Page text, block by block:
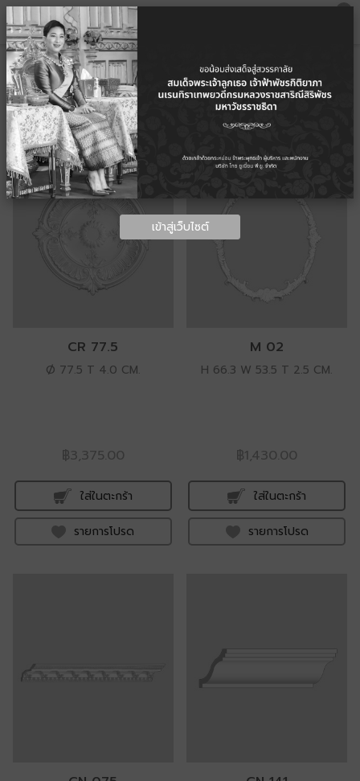
ผลิตภัณฑ์
CR 77.5
Ø 77.5 T 4.0 CM.
฿3,375.00
ใส่ในตะกร้า
รายการโปรด
M 02
H 66.3 W 53.5 T 2.5 CM.
฿1,430.00
ใส่ในตะกร้า
รายการโปรด
เข้าสู่เว็บไซต์